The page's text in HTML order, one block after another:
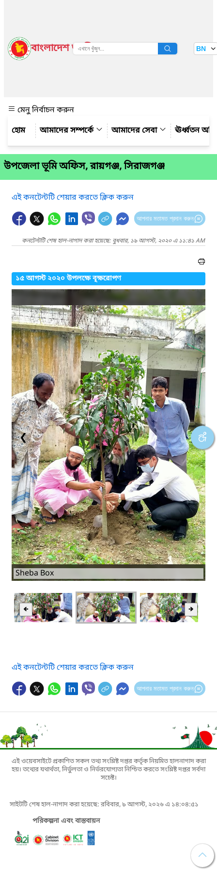
বাংলাদেশ জাতীয় তথ্য বাতায়ন BN
মেনু নির্বাচন করুন
আমাদের সম্পর্কে
আমাদের সেবা ঊর্ধ্বতন
উপজেলা ভূমি অফিস, রায়গঞ্জ, সিরাজগঞ্জ
এই কনটেন্টটি শেয়ার করতে ক্লিক করুন
আপনার মতামত প্রদান করুন
কনটেন্টটি শেষ হাল-নাগাদ করা হয়েছে: বুধবার, ১৯ আগস্ট, ২০২০ এ ১১:৪১ AM
১৫ আগস্ট ২০২০ উপলক্ষে বৃক্ষরোপণ
Sheba Box
❮ ❯
🡸 🡺
এই কনটেন্টটি শেয়ার করতে ক্লিক করুন
আপনার মতামত প্রদান করুন
এই ওয়েবসাইটে প্রকাশিত সকল তথ্য সংশ্লিষ্ট দপ্তর কর্তৃক নিয়মিত হালনাগাদ করা
হয়। তথ্যের যথার্থতা, নির্ভুলতা ও নির্ভরযোগ্যতা নিশ্চিত করতে সংশ্লিষ্ট দপ্তর সর্বদা
সচেষ্ট।
সাইটটি শেষ হাল-নাগাদ করা হয়েছে: রবিবার, ৯ আগস্ট, ২০২৬ এ ১৪:০৪:৫১
পরিকল্পনা এবং বাস্তবায়ন